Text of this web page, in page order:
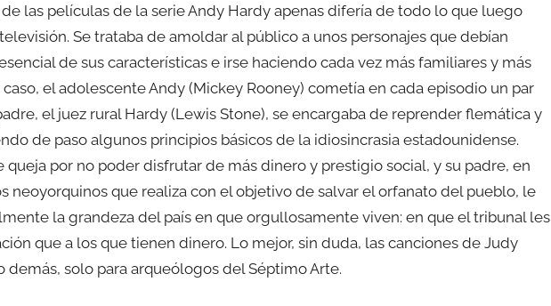
las películas de la serie Andy Hardy apenas difería de todo lo que luego
Se trataba de amoldar al público a unos personajes que debían
de sus características e irse haciendo cada vez más familiares y más
el adolescente Andy (Mickey Rooney) cometía en cada episodio un par
el juez rural Hardy (Lewis Stone), se encargaba de reprender flemática y
de paso algunos principios básicos de la idiosincrasia estadounidense.
queja por no poder disfrutar de más dinero y prestigio social, y su padre, en
neoyorquinos que realiza con el objetivo de salvar el orfanato del pueblo, le
la grandeza del país en que orgullosamente viven: en que el tribunal les
que a los que tienen dinero. Lo mejor, sin duda, las canciones de Judy
demás, solo para arqueólogos del Séptimo Arte.